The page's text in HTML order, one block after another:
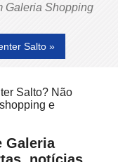
Galeria Shopping
Salto »
Salto? Não
e
Galeria